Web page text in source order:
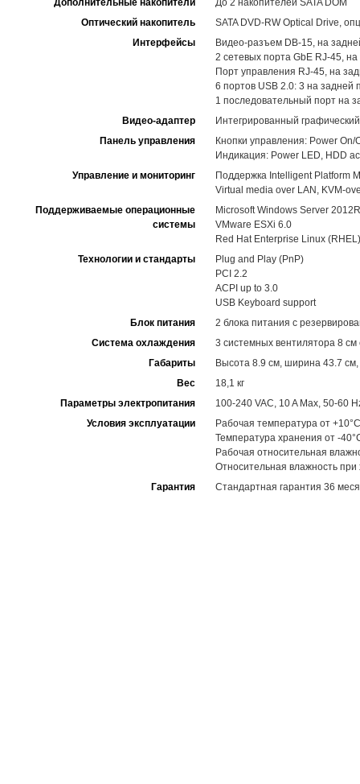
Дополнительные накопители
До 2 накопителей SATA DOM
Оптический накопитель
SATA DVD-RW Optical Drive,
Интерфейсы
Видео-разъем DB-15, на
2 сетевых порта GbE RJ-45,
Порт управления RJ-45, на
6 портов USB 2.0: 3 на задней
1 последовательный порт на
Видео-адаптер
Интегрированный
Панель управления
Кнопки управления: Power On/
Индикация: Power LED, HDD
Управление и мониторинг
Поддержка Intelligent Platform
Virtual media over LAN, KVM-
Поддерживаемые операционные
системы
Microsoft Windows Server
VMware ESXi 6.0
Red Hat Enterprise Linux
Технологии и стандарты
Plug and Play (PnP)
PCI 2.2
ACPI up to 3.0
USB Keyboard support
Блок питания
2 блока питания с
Система охлаждения
3 системных вентилятора 8 см
Габариты
Высота 8.9 см, ширина 43.7 см,
Вес
18,1 кг
Параметры электропитания
100-240 VAC, 10 A Max, 50-60
Условия эксплуатации
Рабочая температура от
Температура хранения от -
Рабочая относительная
Относительная влажность
Гарантия
Стандартная гарантия 36